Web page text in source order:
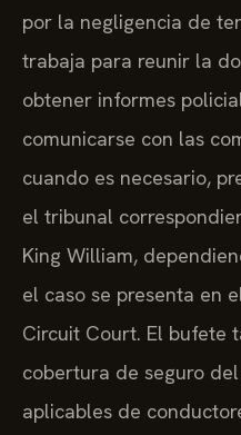
por la negligencia de
trabaja para reunir la
obtener informes
comunicarse con las
cuando es necesario,
el tribunal
King William,
el caso se presenta en
Circuit Court. El bufete
cobertura de seguro
aplicables de